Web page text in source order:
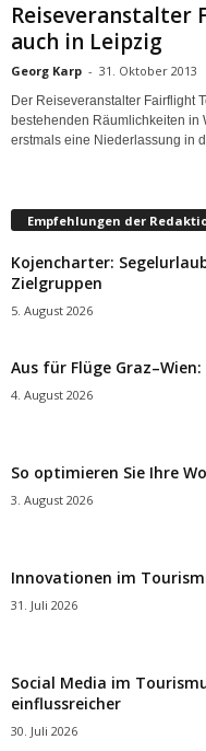
auch in Leipzig
Georg Karp - 31. Oktober 2013
Der Reiseveranstalter Fairflight
bestehenden Räumlichkeiten in
erstmals eine Niederlassung in
Empfehlungen der
Kojencharter:
Zielgruppen
5. August 2026
Aus für Flüge
4. August 2026
So optimieren Sie Ihre
3. August 2026
Innovationen im
31. Juli 2026
Social Media im
einflussreicher
30. Juli 2026